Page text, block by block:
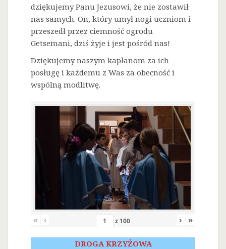
dziękujemy Panu Jezusowi, że nie zostawił
nas samych. On, który umył nogi uczniom i
przeszedł przez ciemność ogrodu
Getsemani, dziś żyje i jest pośród nas!
Dziękujemy naszym kapłanom za ich
posługę i każdemu z Was za obecność i
wspólną modlitwę.
« ‹ z 100 › »
DROGA KRZYŻOWA